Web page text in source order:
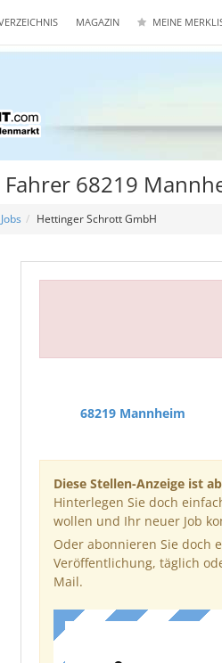
MAGAZIN MEINE
Fahrer 68219
Hettinger Schrott GmbH
68219 Mannheim
Diese Stellen-Anzeige ist
Hinterlegen Sie doch
wollen und Ihr neuer Job
Oder abonnieren Sie doch
Veröffentlichung, täglich
Mail.